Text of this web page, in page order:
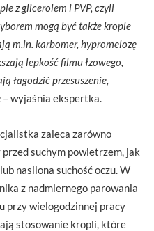
z glicerolem i PVP, czyli
mogą być także krople
m.in. karbomer, hypromelozę
lepkość filmu łzowego,
łagodzić przesuszenie,
– wyjaśnia ekspertka.
zaleca zarówno
suchym powietrzem, jak
nasilona suchość oczu. W
z nadmiernego parowania
przy wielogodzinnej pracy
stosowanie kropli, które